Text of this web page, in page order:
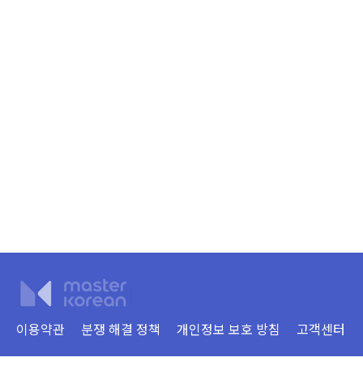
이용약관 분쟁 해결 정책 개인정보 보호 방침 고객센터